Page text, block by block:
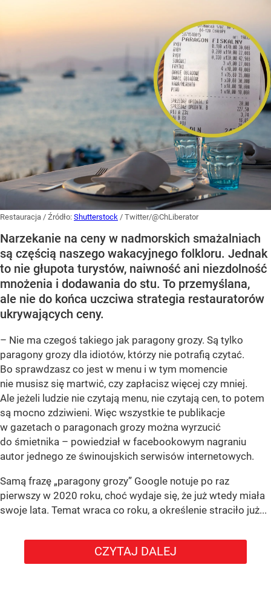
Restauracja / Źródło: Shutterstock / Twitter/@ChLiberator
Narzekanie na ceny w nadmorskich smażalniach
są częścią naszego wakacyjnego folkloru. Jednak
to nie głupota turystów, naiwność ani niezdolność
mnożenia i dodawania do stu. To przemyślana,
ale nie do końca uczciwa strategia restauratorów
ukrywających ceny.
– Nie ma czegoś takiego jak paragony grozy. Są tylko
paragony grozy dla idiotów, którzy nie potrafią czytać.
Bo sprawdzasz co jest w menu i w tym momencie
nie musisz się martwić, czy zapłacisz więcej czy mniej.
Ale jeżeli ludzie nie czytają menu, nie czytają cen, to potem
są mocno zdziwieni. Więc wszystkie te publikacje
w gazetach o paragonach grozy można wyrzucić
do śmietnika – powiedział w facebookowym nagraniu
autor jednego ze świnoujskich serwisów internetowych.
Samą frazę „paragony grozy” Google notuje po raz
pierwszy w 2020 roku, choć wydaje się, że już wtedy miała
swoje lata. Temat wraca co roku, a określenie straciło już...
CZYTAJ DALEJ